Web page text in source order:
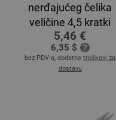
nerđajućeg čelika
veličine 4,5 kratki
5,46 €
6,35 $
bez PDV-a, dodatno troškovi za
dostavu